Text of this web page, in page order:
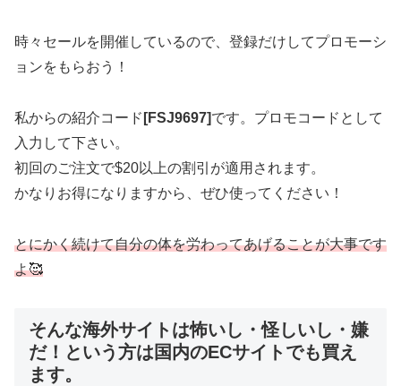
時々セールを開催しているので、登録だけしてプロモーシ
ョンをもらおう！
私からの紹介コード [FSJ9697]です。プロモコードとして
入力して下さい。
初回のご注文で$20以上の割引が適用されます。
かなりお得になりますから、ぜひ使ってください！
とにかく続けて自分の体を労わってあげることが大事です
よ🥰
そんな海外サイトは怖いし・怪しいし・嫌
だ！という方は国内のECサイトでも買え
ます。